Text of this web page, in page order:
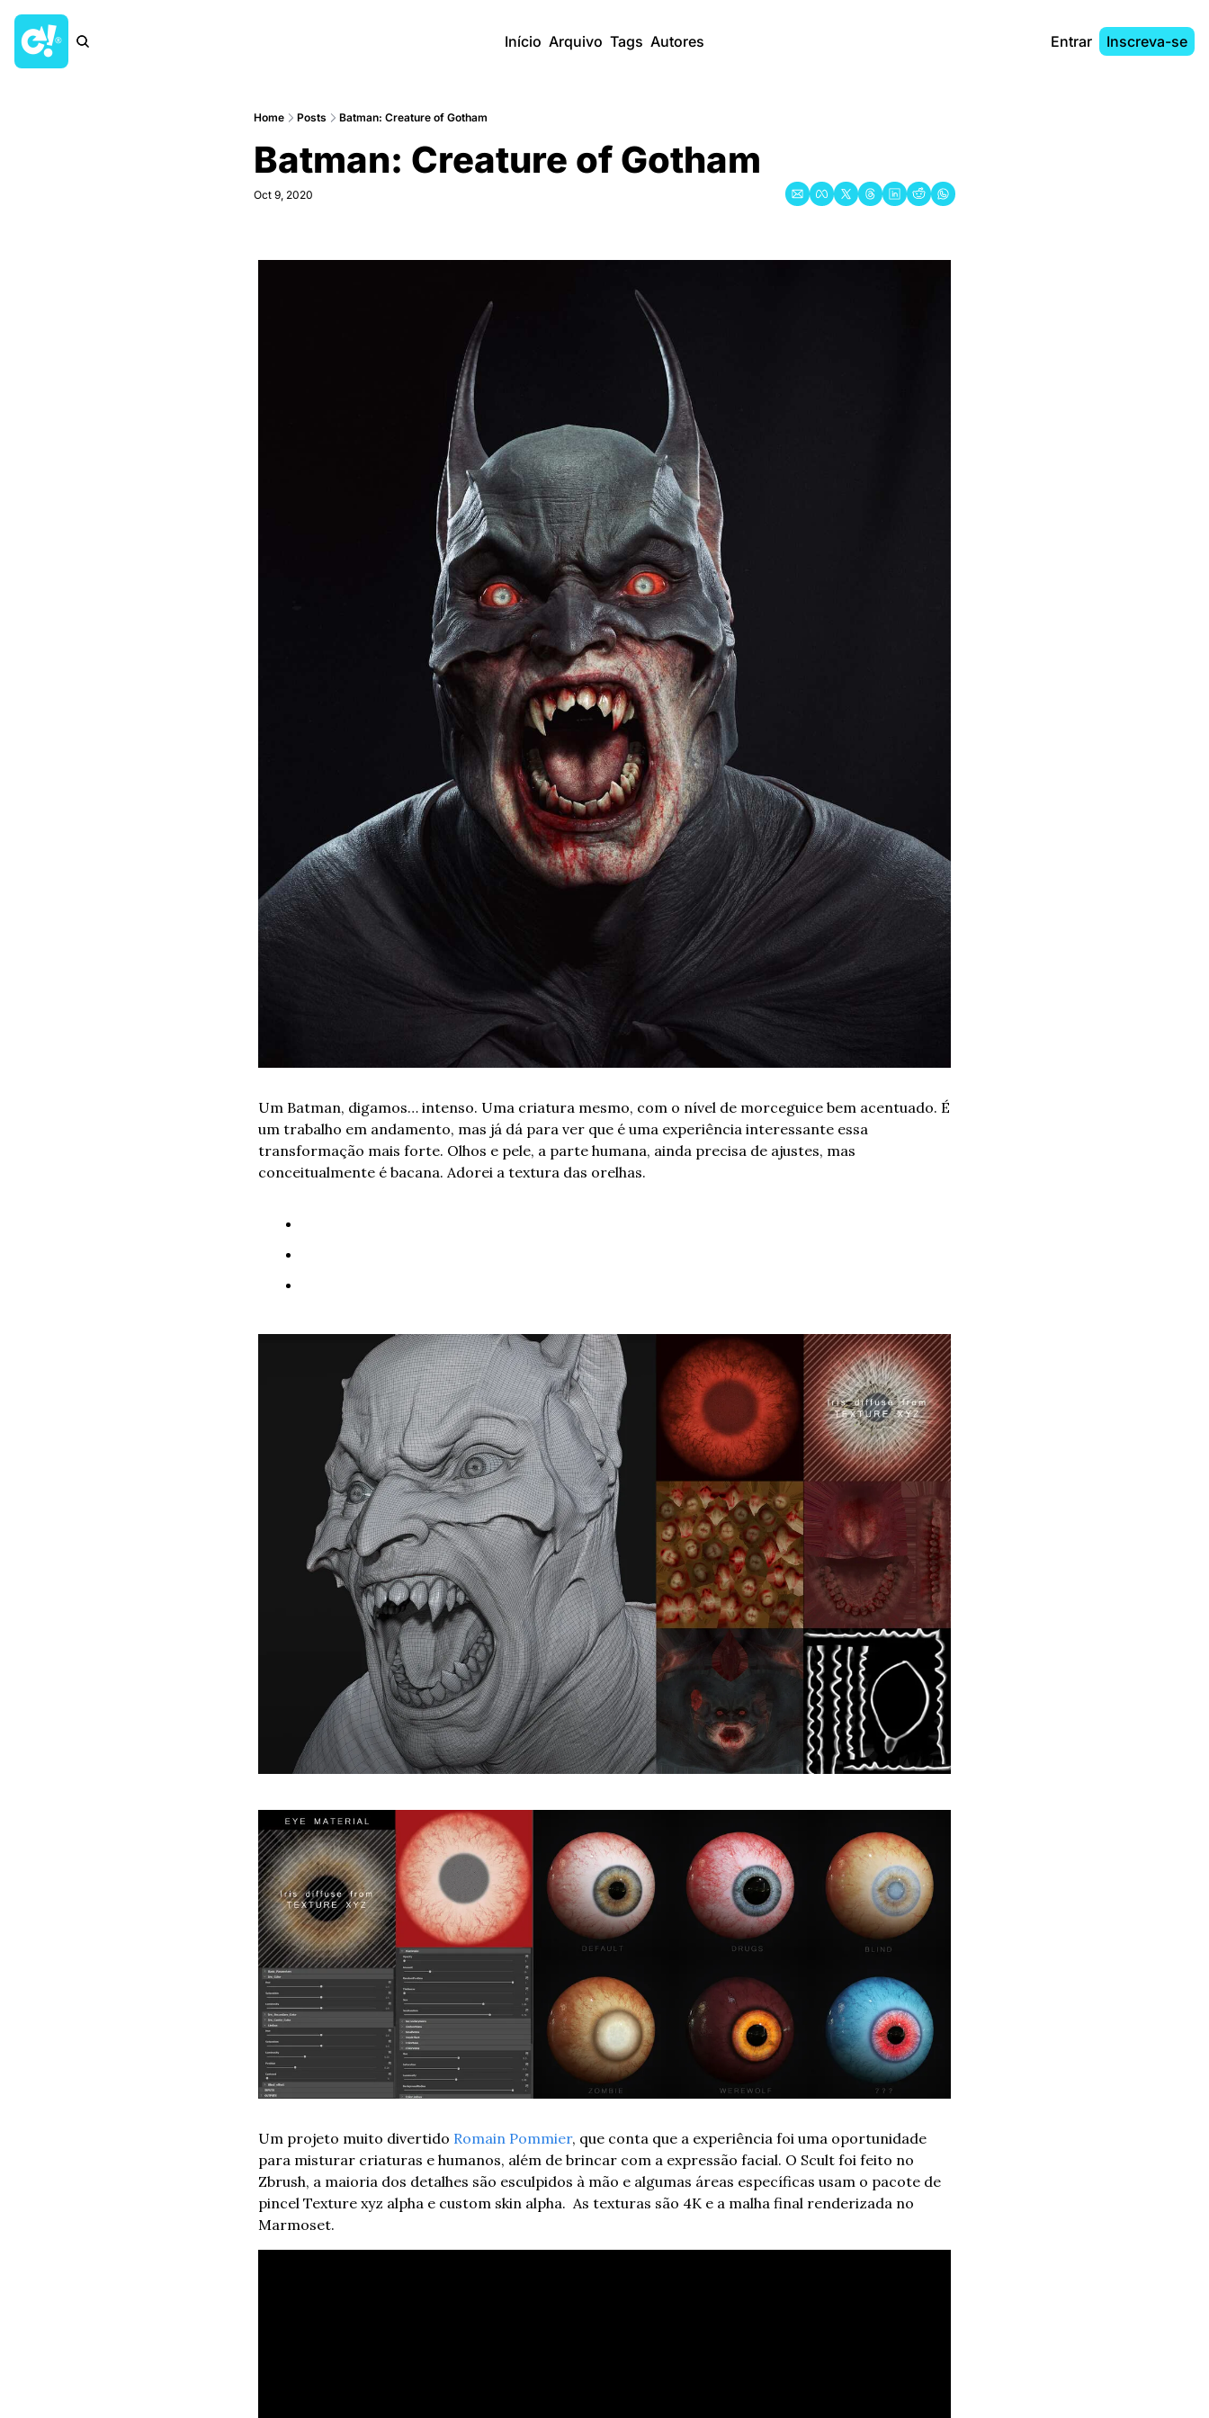
Início Arquivo Tags Autores Entrar Inscreva-se
Home Posts Batman: Creature of Gotham
Batman: Creature of Gotham
Oct 9, 2020
Um Batman, digamos… intenso. Uma criatura mesmo, com o nível de morceguice bem acentuado. É
um trabalho em andamento, mas já dá para ver que é uma experiência interessante essa
transformação mais forte. Olhos e pele, a parte humana, ainda precisa de ajustes, mas
conceitualmente é bacana. Adorei a textura das orelhas.
Um projeto muito divertido Romain Pommier, que conta que a experiência foi uma oportunidade
para misturar criaturas e humanos, além de brincar com a expressão facial. O Scult foi feito no
Zbrush, a maioria dos detalhes são esculpidos à mão e algumas áreas específicas usam o pacote de
pincel Texture xyz alpha e custom skin alpha.  As texturas são 4K e a malha final renderizada no
Marmoset.